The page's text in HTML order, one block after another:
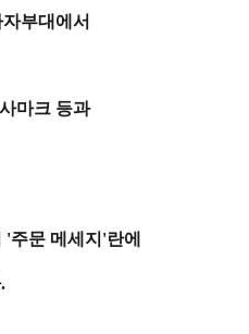
부대에서
마크 등과
주문 메세지'란에